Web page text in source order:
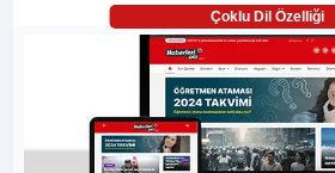
Çoklu Dil Özelliği